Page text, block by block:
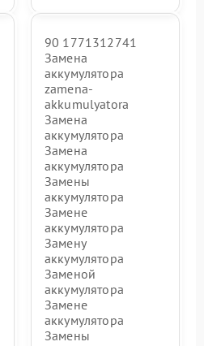
90 1771312741
Замена
аккумулятора
zamena-
akkumulyatora
Замена
аккумулятора
Замена
аккумулятора
Замены
аккумулятора
Замене
аккумулятора
Замену
аккумулятора
Заменой
аккумулятора
Замене
аккумулятора
Замены